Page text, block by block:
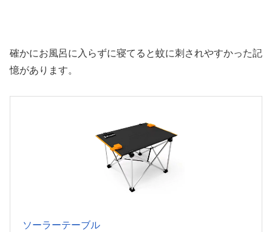
確かにお風呂に入らずに寝てると蚊に刺されやすかった記
憶があります。
ソーラーテーブル